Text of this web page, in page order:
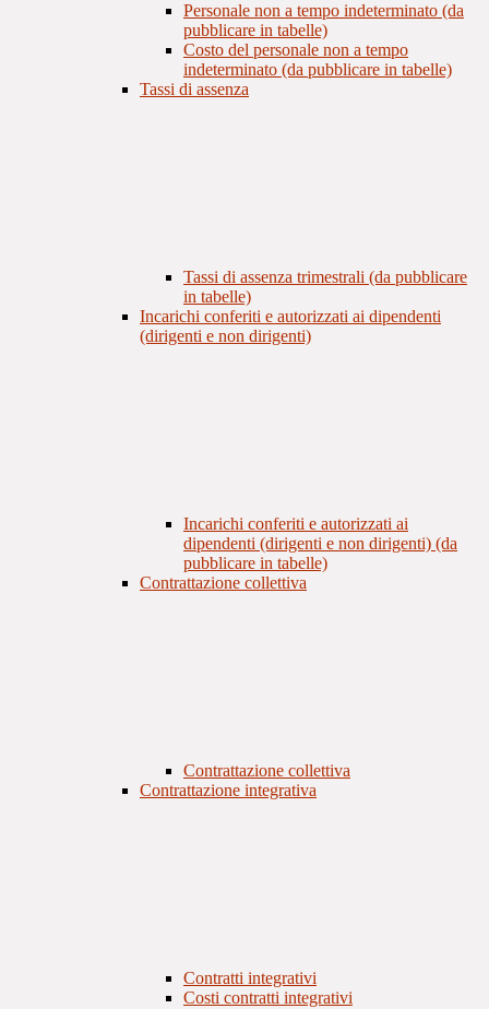
Personale non a tempo indeterminato (da
pubblicare in tabelle)
Costo del personale non a tempo
indeterminato (da pubblicare in tabelle)
Tassi di assenza
Tassi di assenza trimestrali (da pubblicare
in tabelle)
Incarichi conferiti e autorizzati ai dipendenti
(dirigenti e non dirigenti)
Incarichi conferiti e autorizzati ai
dipendenti (dirigenti e non dirigenti) (da
pubblicare in tabelle)
Contrattazione collettiva
Contrattazione collettiva
Contrattazione integrativa
Contratti integrativi
Costi contratti integrativi